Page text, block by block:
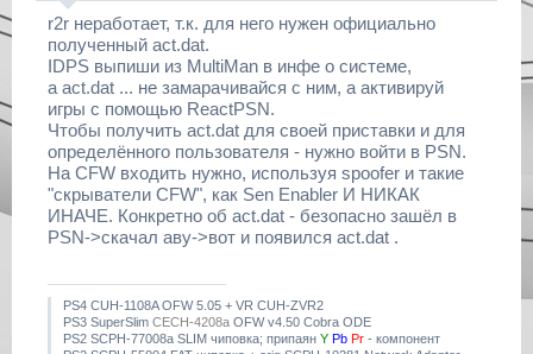
r2r неработает, т.к. для него нужен официально
полученный act.dat.
IDPS выпиши из MultiMan в инфе о системе,
а act.dat ... не замарачивайся с ним, а активируй
игры с помощью ReactPSN.
Чтобы получить act.dat для своей приставки и для
определённого пользователя - нужно войти в PSN.
На CFW входить нужно, используя spoofer и такие
"скрыватели CFW", как Sen Enabler И НИКАК
ИНАЧЕ. Конкретно об act.dat - безопасно зашёл в
PSN->скачал аву->вот и появился act.dat .
PS4 CUH-1108A OFW 5.05 + VR CUH-ZVR2
PS3 SuperSlim CECH-4208a OFW v4.50 Cobra ODE
PS2 SCPH-77008a SLIM чиповка; припаян Y Pb Pr - компонент